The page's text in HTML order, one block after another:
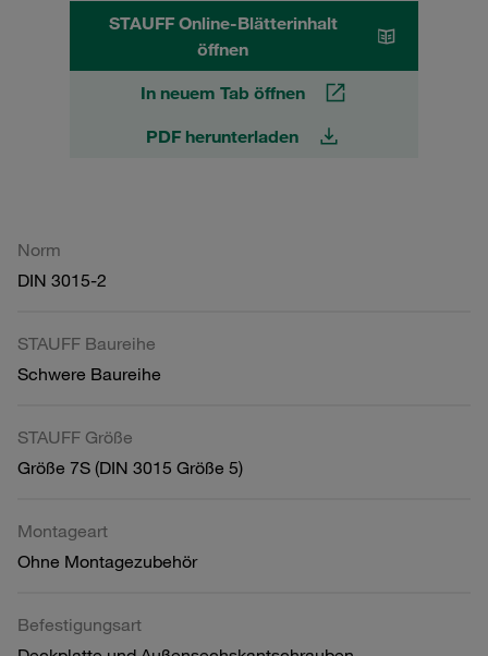
STAUFF Online-Blätterinhalt
öffnen
In neuem Tab öffnen
PDF herunterladen
Norm
DIN 3015-2
STAUFF Baureihe
Schwere Baureihe
STAUFF Größe
Größe 7S (DIN 3015 Größe 5)
Montageart
Ohne Montagezubehör
Befestigungsart